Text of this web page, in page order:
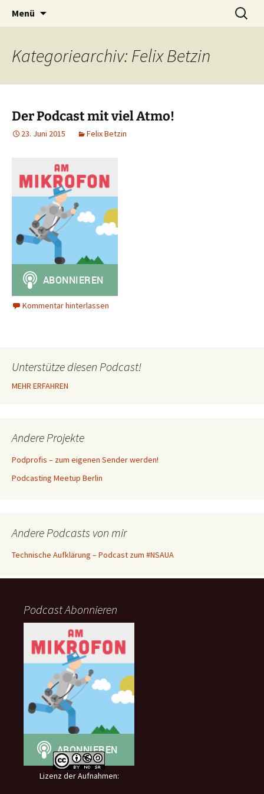
Am Mikrofon
Interviews in freier WIldbahn
Menü
Suchen
nach:
Kategoriearchiv: Felix Betzin
Der Podcast mit viel Atmo!
23. Juni 2015 Felix Betzin
Kommentar hinterlassen
Unterstütze diesen Podcast!
MEHR ERFAHREN
Andere Projekte
Podprofis – zum eigenen Sender werden!
Podcasting Meetup Berlin
Andere Podcasts von mir
Technische Aufklärung – Podcast zum #NSAUA
Podcast Abonnieren
Lizenz der Aufnahmen: